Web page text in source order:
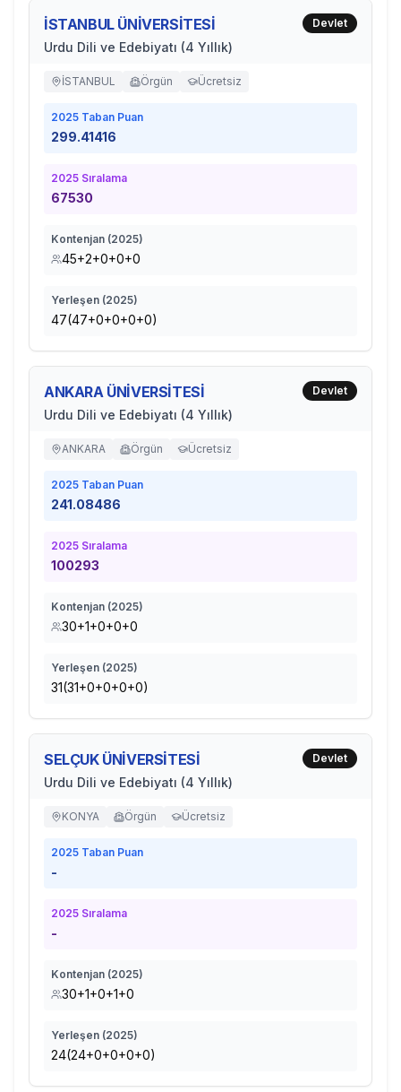
İSTANBUL ÜNİVERSİTESİ
Urdu Dili ve Edebiyatı (4 Yıllık)
Devlet
İSTANBUL Örgün Ücretsiz
2025 Taban Puan
299.41416
2025 Sıralama
67530
Kontenjan (2025)
45+2+0+0+0
Yerleşen (2025)
47(47+0+0+0+0)
ANKARA ÜNİVERSİTESİ
Urdu Dili ve Edebiyatı (4 Yıllık)
Devlet
ANKARA Örgün Ücretsiz
2025 Taban Puan
241.08486
2025 Sıralama
100293
Kontenjan (2025)
30+1+0+0+0
Yerleşen (2025)
31(31+0+0+0+0)
SELÇUK ÜNİVERSİTESİ
Urdu Dili ve Edebiyatı (4 Yıllık)
Devlet
KONYA Örgün Ücretsiz
2025 Taban Puan
-
2025 Sıralama
-
Kontenjan (2025)
30+1+0+1+0
Yerleşen (2025)
24(24+0+0+0+0)